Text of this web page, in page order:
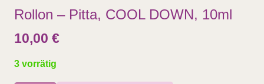
Rollon – Pitta, COOL DOWN, 10ml
10,00 €
3 vorrätig